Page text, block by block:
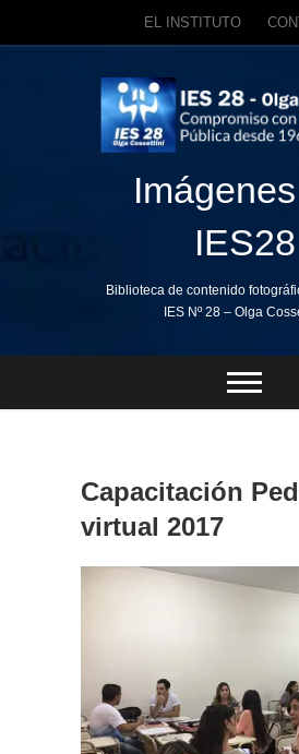
EL INSTITUTO
IES28
Biblioteca de contenido
IES Nº 28 – Olga
Capacitación
virtual 2017